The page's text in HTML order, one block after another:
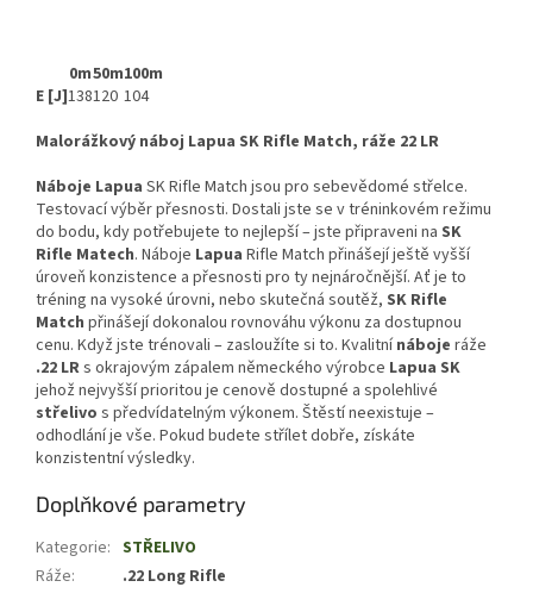
0m50m100m
E [J]138120 104
Malorážkový náboj Lapua SK Rifle Match, ráže 22 LR
Náboje Lapua SK Rifle Match jsou pro sebevědomé střelce.
Testovací výběr přesnosti. Dostali jste se v tréninkovém režimu
do bodu, kdy potřebujete to nejlepší – jste připraveni na SK
Rifle Matech. Náboje Lapua Rifle Match přinášejí ještě vyšší
úroveň konzistence a přesnosti pro ty nejnáročnější. Ať je to
tréning na vysoké úrovni, nebo skutečná soutěž, SK Rifle
Match přinášejí dokonalou rovnováhu výkonu za dostupnou
cenu. Když jste trénovali – zasloužíte si to. Kvalitnínáboje ráže
.22 LRs okrajovým zápalem německého výrobce Lapua SK
jehož nejvyšší prioritou je cenově dostupné a spolehlivé
střelivo s předvídatelným výkonem. Štěstí neexistuje –
odhodlání je vše. Pokud budete střílet dobře, získáte
konzistentní výsledky.
Doplňkové parametry
Kategorie: STŘELIVO
Ráže: .22 Long Rifle